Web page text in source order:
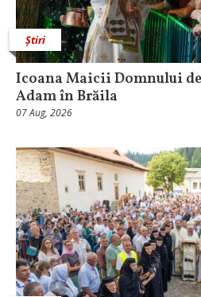
Știri
Icoana Maicii Domnului
Adam în Brăila
07 Aug, 2026